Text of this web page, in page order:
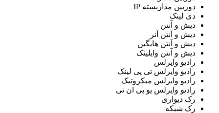
دوربین مداربسته IP
دی لینک
دیش و آنتن
دیش و آنتن آنر
دیش و آنتن هایگین
دیش و آنتن وایلینک
رادیو وایرلس
رادیو وایرلس تی پی لینک
رادیو وایرلس میکروتیک
رادیو وایرلس یو بی ان تی
رک دیواری
رک شبکه